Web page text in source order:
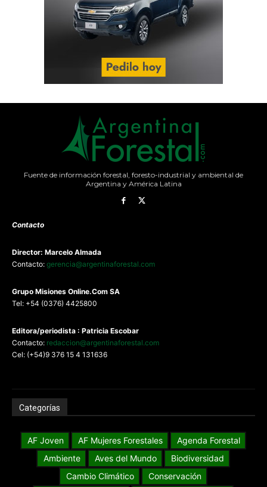
Fuente de información forestal, foresto-industrial y ambiental de
Argentina y América Latina
Contacto
Director: Marcelo Almada
Contacto: gerencia@argentinaforestal.com
Grupo Misiones Online.Com SA
Tel: +54 (0376) 4425800
Editora/periodista : Patricia Escobar
Contacto: redaccion@argentinaforestal.com
Cel: (+54)9 376 15 4 131636
Categorías
AF Joven AF Mujeres Forestales
Agenda Forestal
Ambiente
Aves del Mundo
Biodiversidad
Cambio Climático
Conservación